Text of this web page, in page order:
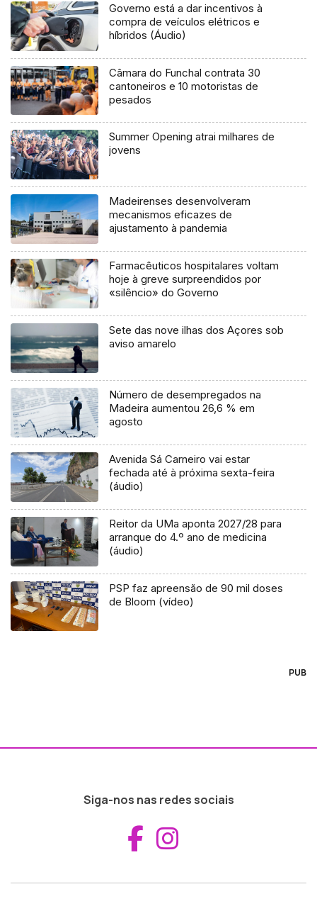
Governo está a dar incentivos à
compra de veículos elétricos e
híbridos (Áudio)
Câmara do Funchal contrata 30
cantoneiros e 10 motoristas de
pesados
Summer Opening atrai milhares de
jovens
Madeirenses desenvolveram
mecanismos eficazes de
ajustamento à pandemia
Farmacêuticos hospitalares voltam
hoje à greve surpreendidos por
«silêncio» do Governo
Sete das nove ilhas dos Açores sob
aviso amarelo
Número de desempregados na
Madeira aumentou 26,6 % em
agosto
Avenida Sá Carneiro vai estar
fechada até à próxima sexta-feira
(áudio)
Reitor da UMa aponta 2027/28 para
arranque do 4.º ano de medicina
(áudio)
PSP faz apreensão de 90 mil doses
de Bloom (vídeo)
PUB
Siga-nos nas redes sociais
Aceder ao